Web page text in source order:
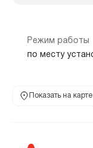
Режим работы
по месту
Показать на карте